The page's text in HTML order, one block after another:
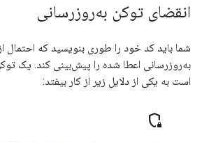
انقضای توکن به‌روزرسانی
شما باید کد خود را طوری بنویسید که احتمال
به‌روزرسانی اعطا شده را پیش‌بینی کند. یک
است به یکی از دلایل زیر از کار بیفتد:
shield_locked